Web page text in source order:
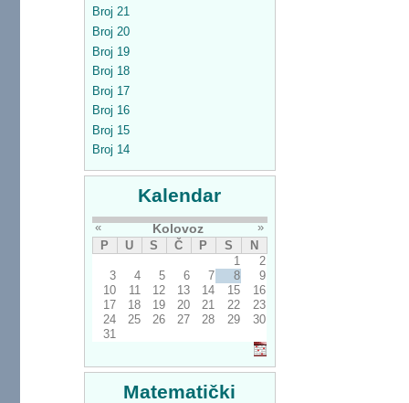
Broj 21
Broj 20
Broj 19
Broj 18
Broj 17
Broj 16
Broj 15
Broj 14
Kalendar
« Kolovoz
»
P
U S Č P S
N
1
2
3
4 5 6 7 8
9
10
11 12 13 14 15
16
17
18 19 20 21 22
23
24
25 26 27 28 29
30
31
Matematički